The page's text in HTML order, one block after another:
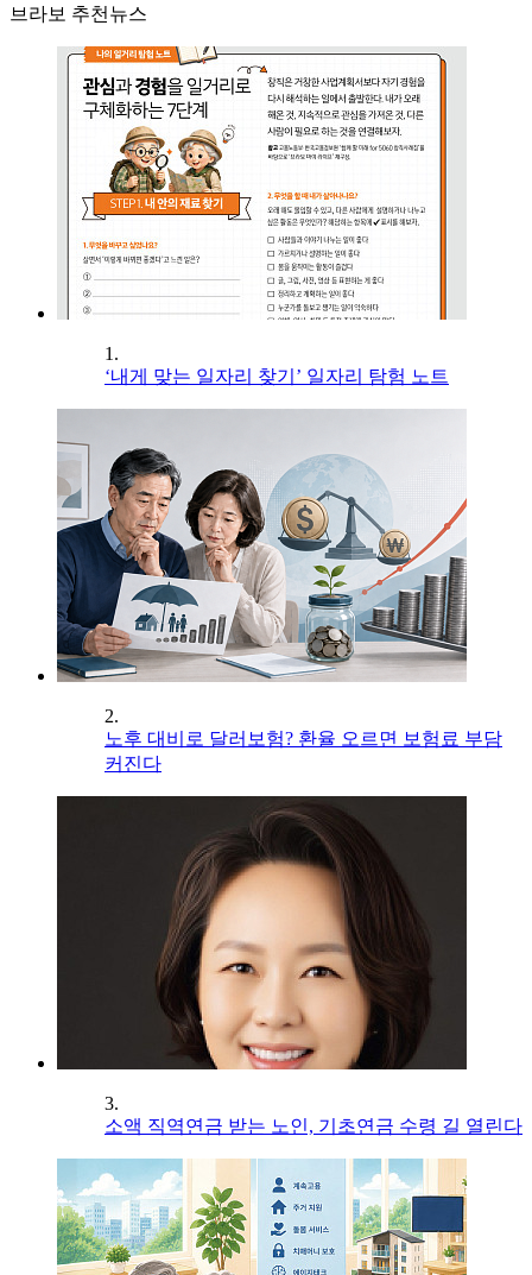
브라보 추천뉴스
1.
‘내게 맞는 일자리 찾기’ 일자리 탐험 노트
2.
노후 대비로 달러보험? 환율 오르면 보험료 부담
커진다
3.
소액 직역연금 받는 노인, 기초연금 수령 길 열린다